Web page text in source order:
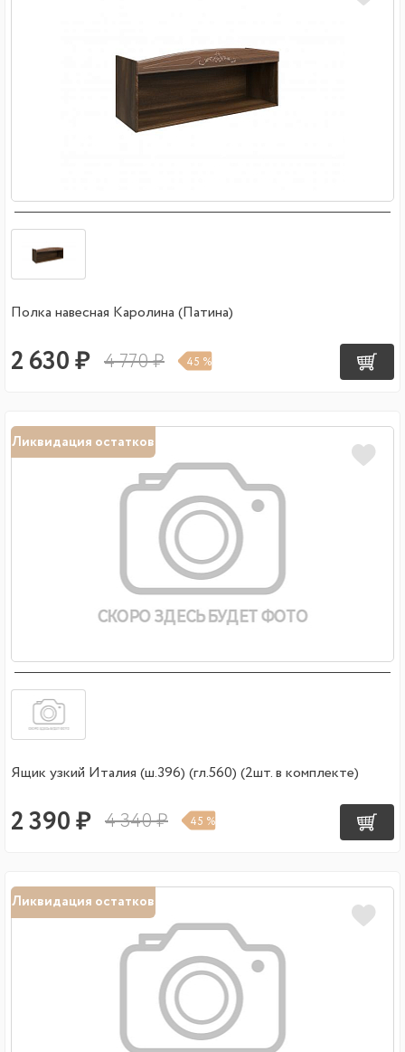
Полка навесная Каролина (Патина)
2 630 ₽ 4 770 ₽ 45 %
Ликвидация остатков
Ящик узкий Италия (ш.396) (гл.560) (2шт. в комплекте)
2 390 ₽ 4 340 ₽ 45 %
Ликвидация остатков